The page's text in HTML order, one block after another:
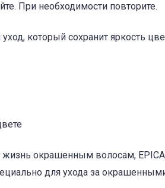
При необходимости повторите.
который сохранит яркость
жизнь окрашенным волосам, EPICA
для ухода за